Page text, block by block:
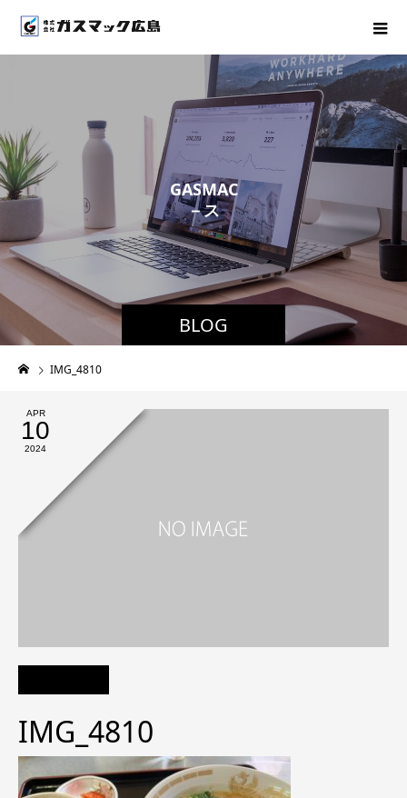
BLOG
GASMAC
－ スタッフブロ
IMG_4810
APR
10
2024
IMG_4810